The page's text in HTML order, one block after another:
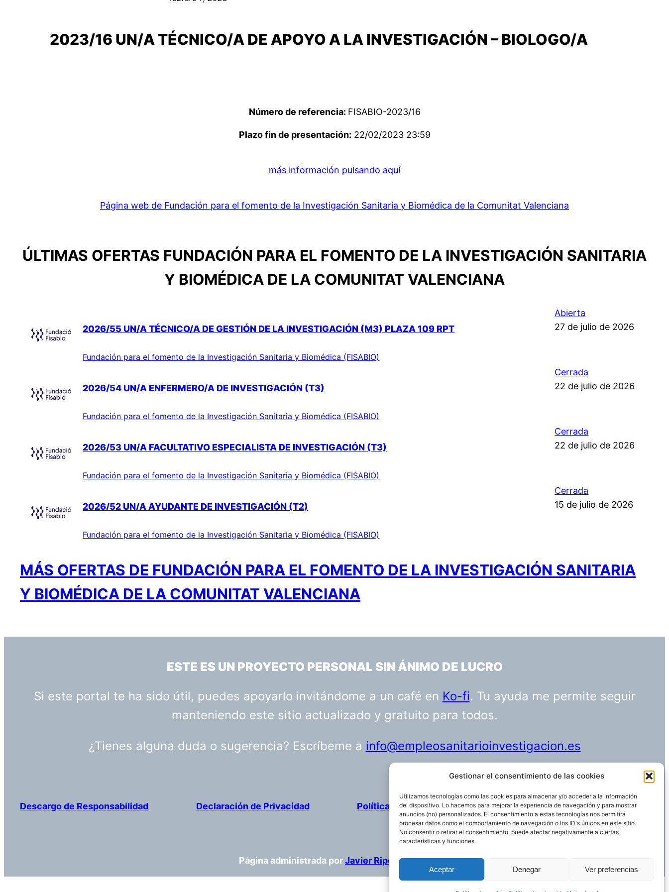
Gestionar el consentimiento de las cookies
Utilizamos tecnologías como las cookies para almacenar y/o acceder a la información
del dispositivo. Lo hacemos para mejorar la experiencia de navegación y para mostrar
anuncios (no) personalizados. El consentimiento a estas tecnologías nos permitirá
procesar datos como el comportamiento de navegación o los ID's únicos en este sitio.
No consentir o retirar el consentimiento, puede afectar negativamente a ciertas
características y funciones.
Aceptar Denegar Ver preferencias
2023/16 UN/A TÉCNICO/A DE APOYO A LA INVESTIGACIÓN – BIOLOGO/A
Número de referencia: FISABIO-2023/16
Plazo fin de presentación: 22/02/2023 23:59
más información pulsando aquí
Página web de Fundación para el fomento de la Investigación Sanitaria y Biomédica de la Comunitat Valenciana
ÚLTIMAS OFERTAS FUNDACIÓN PARA EL FOMENTO DE LA INVESTIGACIÓN SANITARIA
Y BIOMÉDICA DE LA COMUNITAT VALENCIANA
2026/55 UN/A TÉCNICO/A DE GESTIÓN DE LA INVESTIGACIÓN (M3) PLAZA 109 RPT
Fundación para el fomento de la Investigación Sanitaria y Biomédica (FISABIO)
Abierta
27 de julio de 2026
2026/54 UN/A ENFERMERO/A DE INVESTIGACIÓN (T3)
Fundación para el fomento de la Investigación Sanitaria y Biomédica (FISABIO)
Cerrada
22 de julio de 2026
2026/53 UN/A FACULTATIVO ESPECIALISTA DE INVESTIGACIÓN (T3)
Fundación para el fomento de la Investigación Sanitaria y Biomédica (FISABIO)
Cerrada
22 de julio de 2026
2026/52 UN/A AYUDANTE DE INVESTIGACIÓN (T2)
Fundación para el fomento de la Investigación Sanitaria y Biomédica (FISABIO)
Cerrada
15 de julio de 2026
MÁS OFERTAS DE FUNDACIÓN PARA EL FOMENTO DE LA INVESTIGACIÓN SANITARIA
Y BIOMÉDICA DE LA COMUNITAT VALENCIANA
ESTE ES UN PROYECTO PERSONAL SIN ÁNIMO DE LUCRO
Si este portal te ha sido útil, puedes apoyarlo invitándome a un café en Ko-fi. Tu ayuda me permite seguir
manteniendo este sitio actualizado y gratuito para todos.
¿Tienes alguna duda o sugerencia? Escríbeme a info@empleosanitarioinvestigacion.es
Descargo de Responsabilidad Declaración de Privacidad Política de cookies Funciona gracias aWordPress
Página administrada porJavier Ripoll